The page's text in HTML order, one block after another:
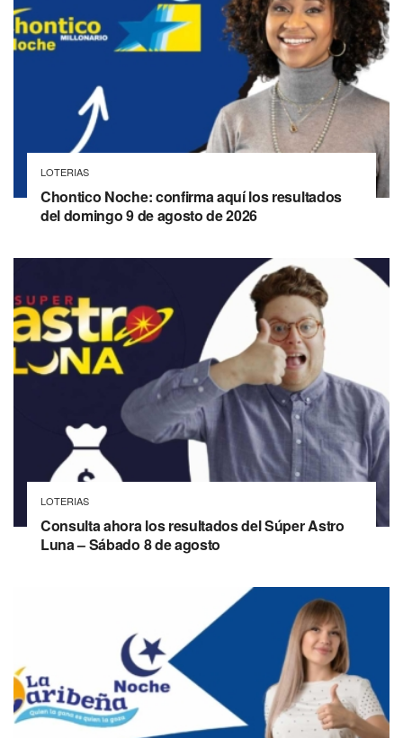
LOTERIAS
Chontico Noche: confirma aquí los resultados
del domingo 9 de agosto de 2026
LOTERIAS
Consulta ahora los resultados del Súper Astro
Luna – Sábado 8 de agosto